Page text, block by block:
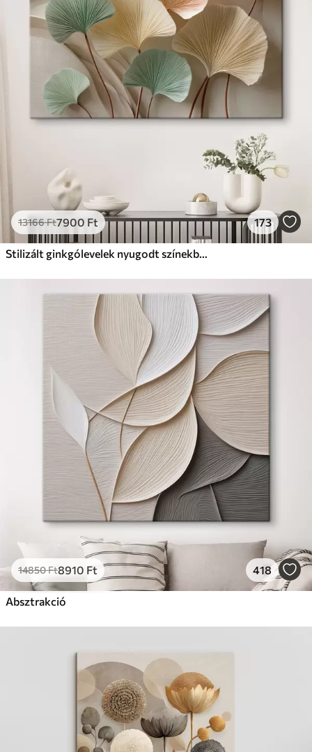
✗Környezetbarát anyag
Prémium
Ft
Élénk, gazdag színek
Fakulásálló
✓Biztonságos, szagtalan tinta
Eco-Prémium
Tól13990Ft
✓Élénk, gazdag színek
✓Fakulásálló
Környezetbarát anyag
13166Ft7900 Ft 173
Stilizált ginkgólevelek nyugodt színekben
14850Ft8910 Ft 418
Absztrakció